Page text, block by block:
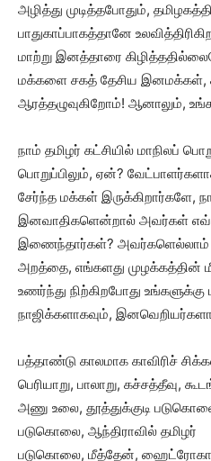
அழித்து முடித்தபோதும்,
பாதுகாப்பாகத்தானே
மாற்று இனத்தாரை
மக்களை சகத் தேசிய இனமக்கள்,
ஆரத்தழுவுகிறோம்! ஆனாலும்,
நாம் தமிழர் கட்சியில் மாநிலப்
பொறுப்பிலும், ஏன்?
சேர்ந்த மக்கள் இருக்கிறார்களே,
இனவாதிகளென்றால் அவர்கள்
இணைந்தார்கள்? அவர்களெல்லாம்
அறத்தை, எங்களது முழக்கத்தின்
உணர்ந்து நிற்கிறபோது
நாஜிக்களாகவும்,
பத்தாண்டு காலமாக காவிரிச்
பெரியாறு, பாலாறு, கச்சத்தீவு,
அணு உலை, தூத்துக்குடி
படுகொலை, ஆந்திராவில் தமிழர்
படுகொலை, மீத்தேன்,